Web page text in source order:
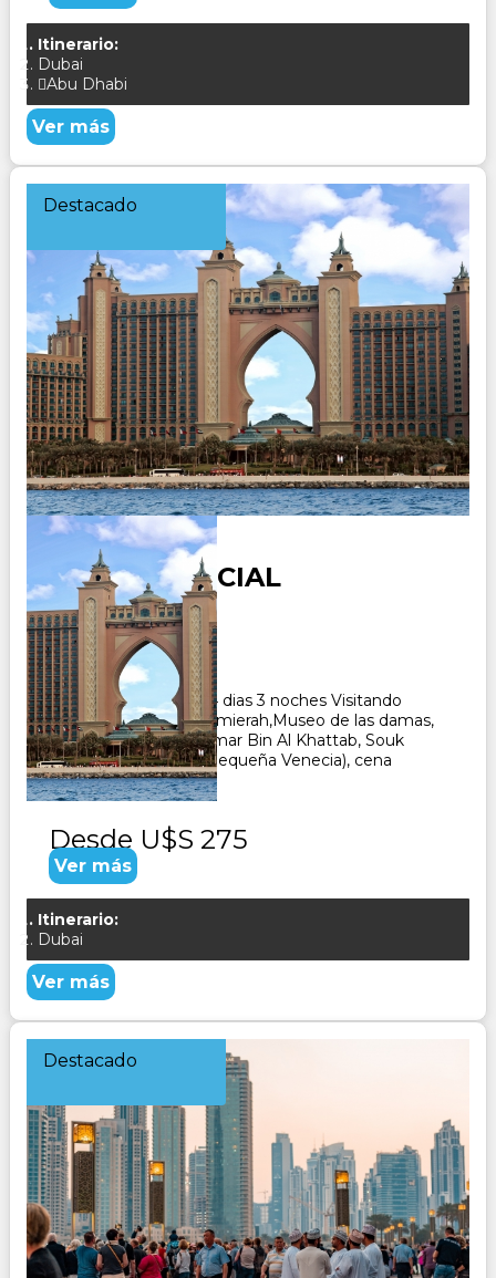
Itinerario:
Dubai
Abu Dhabi
Ver más
Destacado
DUBAI ESENCIAL
Duración:
4
Días 3 Noches
Paquete Turistico de 4 dias 3 noches Visitando
Dubai, Mezquita de Jumierah,Museo de las damas,
Mezquita Al Farooq Omar Bin Al Khattab, Souk
Madinat Jumierah (la pequeña Venecia), cena
barbacoa en Sahara
Desde U$S 275
Ver más
Itinerario:
Dubai
Ver más
Destacado